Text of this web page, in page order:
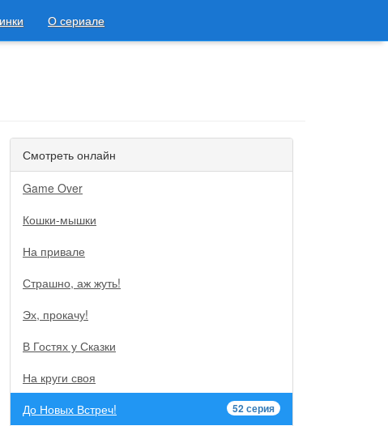
О сериале
Смотреть онлайн
Game Over
Кошки-мышки
На привале
Страшно, аж жуть!
Эх, прокачу!
В Гостях у Сказки
На круги своя
52 серия
До Новых Встреч!